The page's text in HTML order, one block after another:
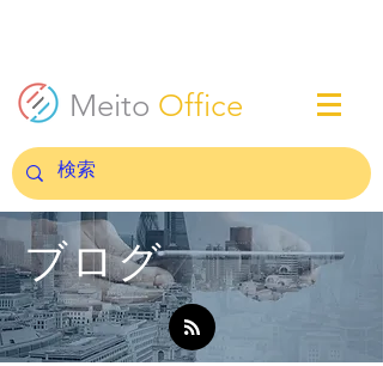
Meito Office
ブログ